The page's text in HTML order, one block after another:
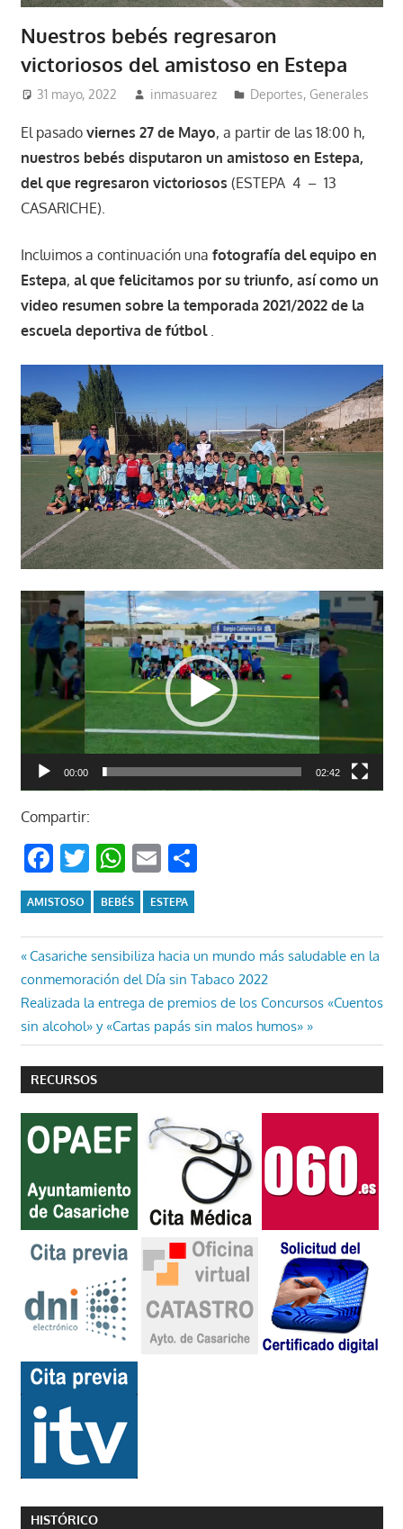
Nuestros bebés regresaron
victoriosos del amistoso en Estepa
31 mayo, 2022 inmasuarez Deportes, Generales
El pasado viernes 27 de Mayo, a partir de las 18:00 h,
nuestros bebés disputaron un amistoso en Estepa,
del que regresaron victoriosos (ESTEPA 4 – 13
CASARICHE).
Incluimos a continuación una fotografía del equipo en
Estepa, al que felicitamos por su triunfo, así como un
video resumen sobre la temporada 2021/2022 de la
escuela deportiva de fútbol.
Reproductor
de
vídeo
00:00 02:42
Compartir:
Facebook
Twitter
WhatsApp
EmailCompartir
AMISTOSO BEBÉS ESTEPA
Navegación
de
entradas
Entrada
anterior:
Casariche sensibiliza hacia un mundo más saludable en la
conmemoración del Día sin Tabaco 2022
Entrada
siguiente:
Realizada la entrega de premios de los Concursos «Cuentos
sin alcohol» y «Cartas papás sin malos humos»
RECURSOS
HISTÓRICO